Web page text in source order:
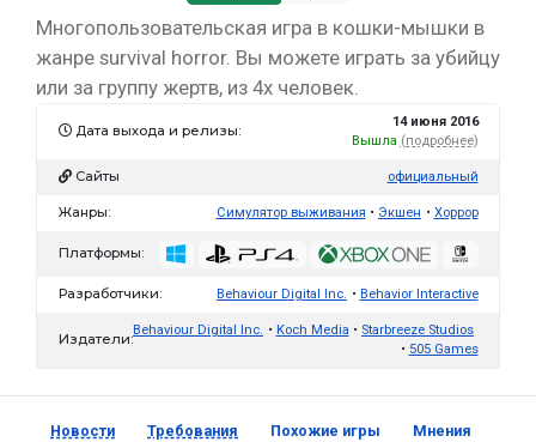
Многопользовательская игра в кошки-мышки в
жанре survival horror. Вы можете играть за убийцу
или за группу жертв, из 4х человек.
Дата выхода и релизы:
14 июня 2016
Вышла (подробнее)
Сайты официальный
Жанры: Симулятор выживания Экшен Хоррор
Платформы:
Разработчики: Behaviour Digital Inc. Behavior Interactive
Издатели:
Behaviour Digital Inc. Koch Media
Starbreeze Studios
505 Games
Новости Требования Похожие игры Мнения